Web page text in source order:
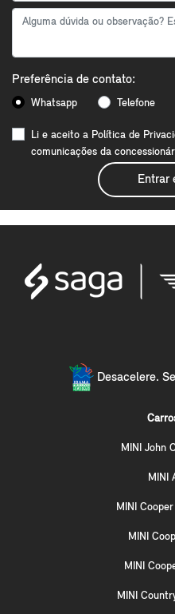
Preferência de contato:
Whatsapp Telefone
Li e aceito a Política de
comunicações da
Entrar
Desacelere.
MINI John
MINI
MINI
MINI
MINI
MINI